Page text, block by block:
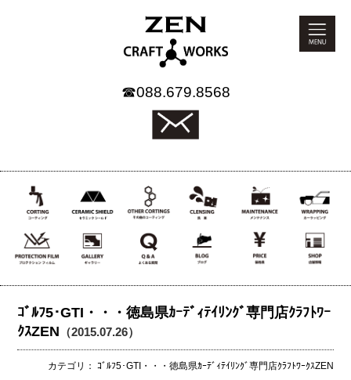
☎088.679.8568
ｺﾞﾙﾌ5･GTI・・・徳島県ｶｰﾃﾞｨﾃｲﾘﾝｸﾞ専門店ｸﾗﾌﾄﾜｰ
ｸｽZEN （2015.07.26）
カテゴリ： ｺﾞﾙﾌ5･GTI・・・徳島県ｶｰﾃﾞｨﾃｲﾘﾝｸﾞ専門店ｸﾗﾌﾄﾜｰｸｽZEN